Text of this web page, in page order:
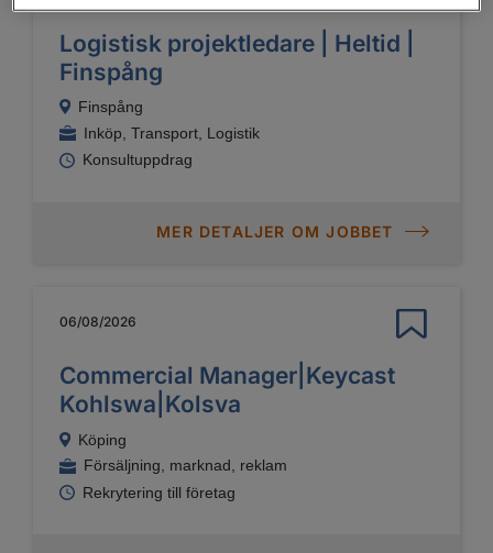
Logistisk projektledare | Heltid |
Finspång
Finspång
Inköp, Transport, Logistik
Konsultuppdrag
MER DETALJER OM JOBBET
06/08/2026
Commercial Manager|Keycast
Kohlswa|Kolsva
Köping
Försäljning, marknad, reklam
Rekrytering till företag